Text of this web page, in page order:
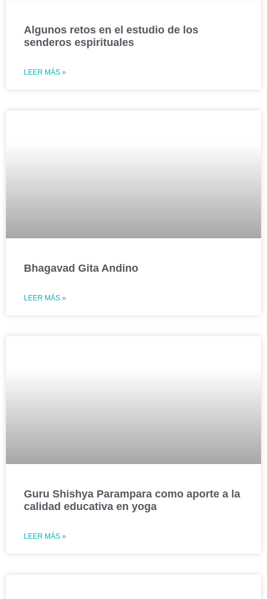
Algunos retos en el estudio de los
senderos espirituales
LEER MÁS »
Bhagavad Gita Andino
LEER MÁS »
Guru Shishya Parampara como aporte a la
calidad educativa en yoga
LEER MÁS »